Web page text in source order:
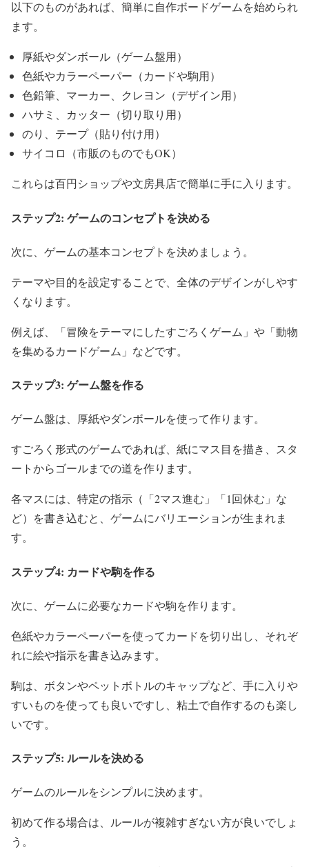
以下のものがあれば、簡単に自作ボードゲームを始められ
ます。
厚紙やダンボール（ゲーム盤用）
色紙やカラーペーパー（カードや駒用）
色鉛筆、マーカー、クレヨン（デザイン用）
ハサミ、カッター（切り取り用）
のり、テープ（貼り付け用）
サイコロ（市販のものでもOK）
これらは百円ショップや文房具店で簡単に手に入ります。
ステップ2: ゲームのコンセプトを決める
次に、ゲームの基本コンセプトを決めましょう。
テーマや目的を設定することで、全体のデザインがしやす
くなります。
例えば、「冒険をテーマにしたすごろくゲーム」や「動物
を集めるカードゲーム」などです。
ステップ3: ゲーム盤を作る
ゲーム盤は、厚紙やダンボールを使って作ります。
すごろく形式のゲームであれば、紙にマス目を描き、スタ
ートからゴールまでの道を作ります。
各マスには、特定の指示（「2マス進む」「1回休む」な
ど）を書き込むと、ゲームにバリエーションが生まれま
す。
ステップ4: カードや駒を作る
次に、ゲームに必要なカードや駒を作ります。
色紙やカラーペーパーを使ってカードを切り出し、それぞ
れに絵や指示を書き込みます。
駒は、ボタンやペットボトルのキャップなど、手に入りや
すいものを使っても良いですし、粘土で自作するのも楽し
いです。
ステップ5: ルールを決める
ゲームのルールをシンプルに決めます。
初めて作る場合は、ルールが複雑すぎない方が良いでしょ
う。